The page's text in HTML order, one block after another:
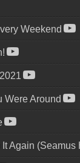
Weekend
Were Around
It Again